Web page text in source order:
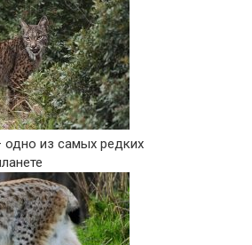
из самых редких